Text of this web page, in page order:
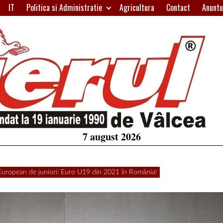
IT Politica si Administratie Agricultura Contact
7 august 2026
de juniori: Euro U19 din 2021 în România!